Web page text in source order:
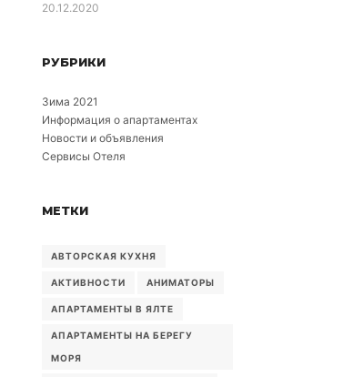
20.12.2020
РУБРИКИ
Зима 2021
Информация о апартаментах
Новости и объявления
Сервисы Отеля
МЕТКИ
АВТОРСКАЯ КУХНЯ
АКТИВНОСТИ АНИМАТОРЫ
АПАРТАМЕНТЫ В ЯЛТЕ
АПАРТАМЕНТЫ НА БЕРЕГУ
МОРЯ